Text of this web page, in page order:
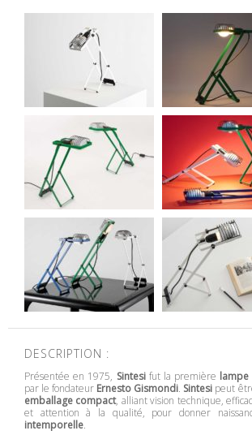
DESCRIPTION :
Présentée en 1975, Sintesifut la première
par le fondateur Ernesto Gismondi. Sintesi peut
emballage compact, alliant vision technique,
et attention à la qualité, pour donner
intemporelle.